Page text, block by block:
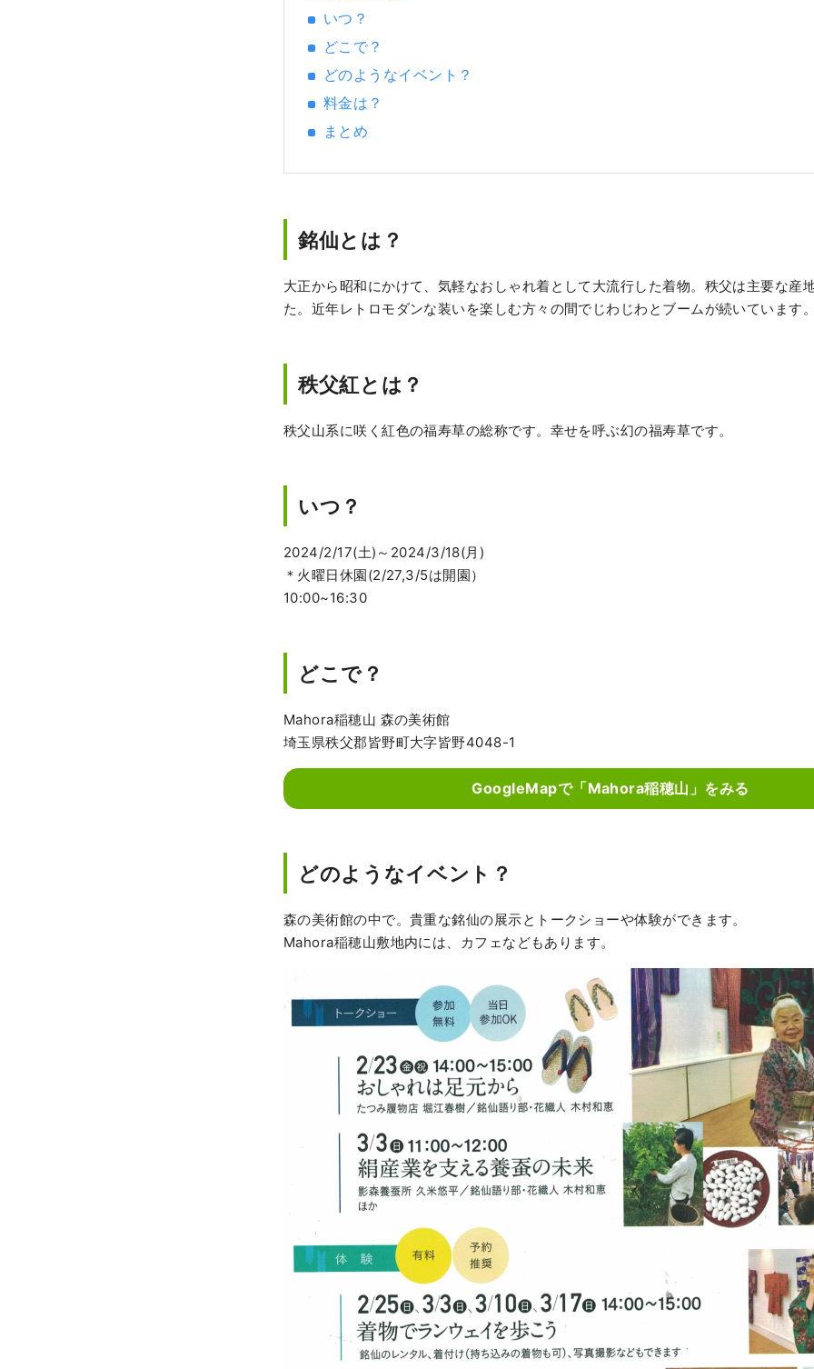
いつ？
どこで？
どのようなイベント？
料金は？
まとめ
銘仙とは？
大正から昭和にかけて、気軽なおしゃれ着として大流行した着物。秩父は主要な産
た。近年レトロモダンな装いを楽しむ方々の間でじわじわとブームが続いています。
秩父紅とは？
秩父山系に咲く紅色の福寿草の総称です。幸せを呼ぶ幻の福寿草です。
いつ？
2024/2/17(土)～2024/3/18(月)
＊火曜日休園(2/27,3/5は開園）
10:00~16:30
どこで？
Mahora稲穂山 森の美術館
埼玉県秩父郡皆野町大字皆野4048-1
GoogleMapで「Mahora稲穂山」をみる
どのようなイベント？
森の美術館の中で。貴重な銘仙の展示とトークショーや体験ができます。
Mahora稲穂山敷地内には、カフェなどもあります。